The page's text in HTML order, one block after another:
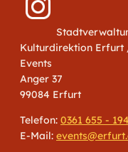
Kulturdirektion Erfurt
Events
Anger 37
99084 Erfurt
Telefon: 0361 655 -
E-Mail: